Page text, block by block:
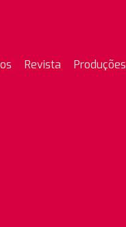
Revista Produções